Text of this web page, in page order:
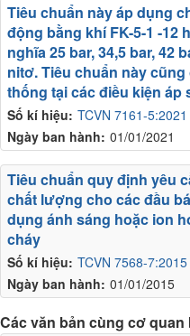
Số kí hiệu: TCVN 7161-
Ngày ban hành: 01/01/2021
Tiêu chuẩn này áp dụng
động bằng khí FK-5-1 -12
nghĩa 25 bar, 34,5 bar, 42
nitơ. Tiêu chuẩn này
thống tại các điều kiện áp
Số kí hiệu: TCVN 7568-
Ngày ban hành: 01/01/2015
Tiêu chuẩn quy định yêu
chất lượng cho các đầu
dụng ánh sáng hoặc ion
cháy
Các văn bản cùng cơ quan